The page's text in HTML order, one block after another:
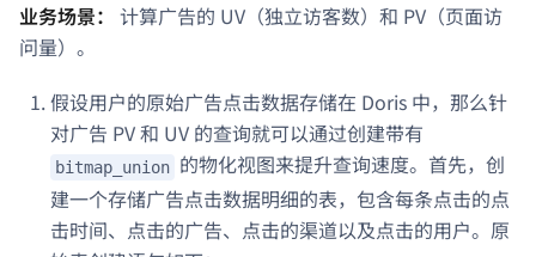
业务场景： 计算广告的 UV（独立访客数）和 PV（页面访
问量）。
假设用户的原始广告点击数据存储在 Doris 中，那么针
对广告 PV 和 UV 的查询就可以通过创建带有
bitmap_union 的物化视图来提升查询速度。首先，创
建一个存储广告点击数据明细的表，包含每条点击的点
击时间、点击的广告、点击的渠道以及点击的用户。原